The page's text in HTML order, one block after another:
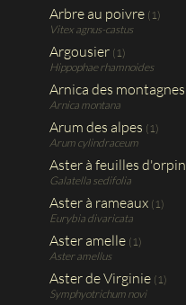
Arbre au poivre (1)
Vitex agnus-castus
Argousier (1)
Hippophae rhamnoides
Arnica des montagnes
Arnica montana
Arum des alpes (1)
Arum cylindraceum
Aster à feuilles d'orpin
Galatella sedifolia
Aster à rameaux (1)
Eurybia divaricata
Aster amelle (1)
Aster amellus
Aster de Virginie (1)
Symphyotrichum novi